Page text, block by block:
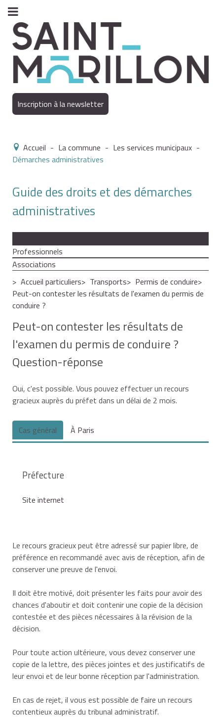
Inscription à la newsletter
Accueil - La commune - Les services municipaux -
Démarches administratives
Guide des droits et des démarches
administratives
Professionnels
Associations
Accueil particuliers
Transports
Permis de conduire
Peut-on contester les résultats de l'examen du permis de
conduire ?
Peut-on contester les résultats de
l'examen du permis de conduire ?
Question-réponse
Oui, c'est possible. Vous pouvez effectuer un recours
gracieux auprès du préfet dans un délai de 2 mois.
Cas général À Paris
Préfecture
Site internet
Le recours gracieux peut être adressé sur papier libre, de
préférence en recommandé avec avis de réception, afin de
conserver une preuve de l'envoi.
Il doit être motivé, doit présenter les faits pour avoir des
chances d'aboutir et doit contenir une copie de la décision
contestée et des pièces nécessaires à la révision de la
décision.
Pour toute action ultérieure, vous devez conserver une
copie de la lettre, des pièces jointes et des justificatifs de
leur envoi et de leur bonne réception par l'administration.
En cas de rejet, il vous est possible de faire un recours
contentieux auprès du tribunal administratif.